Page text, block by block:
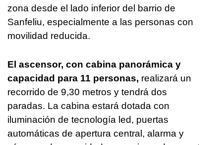
zona desde el lado inferior del barrio de
Sanfeliu, especialmente a las personas con
movilidad reducida.
El ascensor, con cabina panorámica y
capacidad para 11 personas, realizará un
recorrido de 9,30 metros y tendrá dos
paradas. La cabina estará dotada con
iluminación de tecnología led, puertas
automáticas de apertura central, alarma y